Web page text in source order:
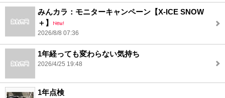
みんカラ：モニターキャンペーン【X-ICE SNOW
＋】
2026/8/8 07:36
1年経っても変わらない気持ち
2026/4/25 19:48
1年点検